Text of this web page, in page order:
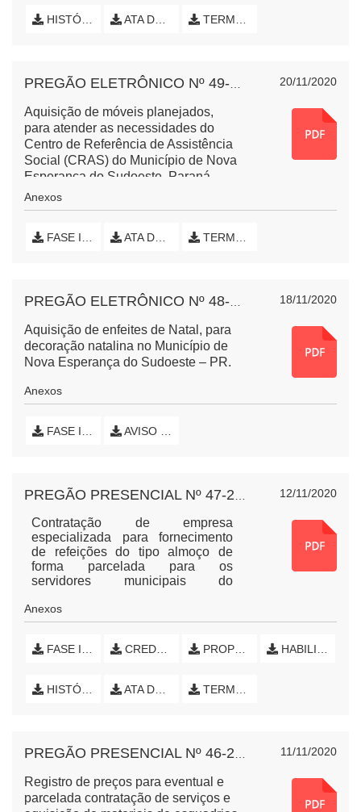
HISTÓRICO DE LANCES ATA DE SESSÃO PÚBLICA TERMO DE HOMOLOGAÇÃO E EXTRATO DE ATA
20/11/2020
Aquisição de móveis planejados,
para atender as necessidades do
Centro de Referência de Assistência
Social (CRAS) do Município de Nova
Esperança do Sudoeste, Paraná.
Anexos
FASE INTERNA (INICIAL) ATA DE SESSÃO PÚBLICA TERMO DE HOMOLOGAÇÃO E EXTRATO DE CONTRATO
18/11/2020
Aquisição de enfeites de Natal, para
decoração natalina no Município de
Nova Esperança do Sudoeste – PR.
Anexos
FASE INTERNA (INICIAL) AVISO DE LICITAÇÃO FRACASSADA
12/11/2020
Contratação de empresa
especializada para fornecimento
de refeições do tipo almoço de
forma parcelada para os
servidores municipais do
Sudoeste/PR, quando em serviço
em Francisco Beltrão/PR.
Anexos
FASE INTERNA (INICIAL) CREDENCIAMENTO PROPOSTA DE PREÇOS HABILITAÇÃO
HISTÓRICO DE LANCES ATA DE SESSÃO PÚBLICA TERMO DE HOMOLOGAÇÃO E EXTRATO DE ATA
11/11/2020
Registro de preços para eventual e
parcelada contratação de serviços e